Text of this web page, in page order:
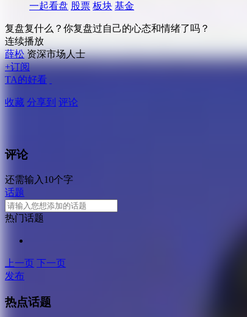
一起看盘 股票 板块 基金
复盘复什么？你复盘过自己的心态和情绪了吗？
连续播放
薛松 资深市场人士
+订阅
TA的好看
收藏 分享到 评论
评论
还需输入10个字
话题
热门话题
上一页 下一页
发布
热点话题